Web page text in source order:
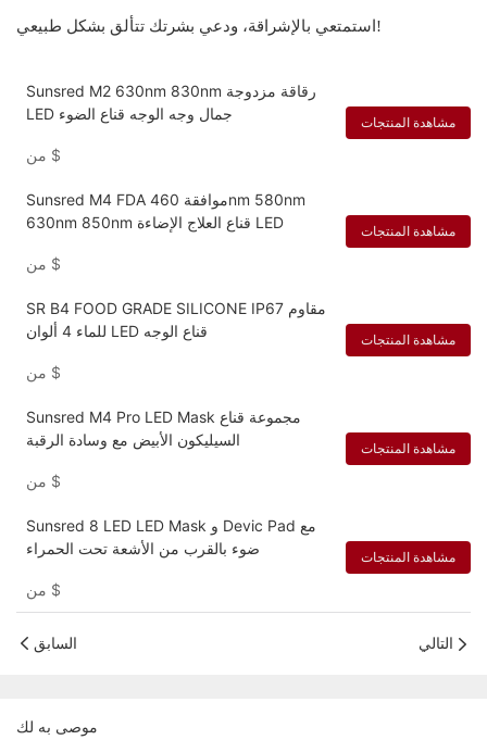
استمتعي بالإشراقة، ودعي بشرتك تتألق بشكل طبيعي!
Sunsred M2 630nm 830nm رقاقة مزدوجة
LED جمال وجه الوجه قناع الضوء
$
مشاهدة المنتجات
Sunsred M4 FDA موافقة 460nm 580nm
630nm 850nm قناع العلاج الإضاءة LED
$
مشاهدة المنتجات
SR B4 FOOD GRADE SILICONE IP67 مقاوم
للماء 4 ألوان LED قناع الوجه
$
مشاهدة المنتجات
Sunsred M4 Pro LED Mask مجموعة قناع
السيليكون الأبيض مع وسادة الرقبة
$
مشاهدة المنتجات
Sunsred 8 LED LED Mask و Devic Pad مع
ضوء بالقرب من الأشعة تحت الحمراء
$
مشاهدة المنتجات
السابق التالي
موصى به لك